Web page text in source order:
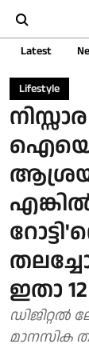
Latest
Lifestyle
ഇതാ
ഡിജിറ്റൽ
മാനസിക